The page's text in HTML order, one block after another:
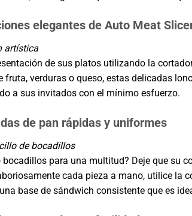
elegantes de Auto Meat
artística
de sus platos utilizando la
fruta, verduras o queso, estas delicadas
a sus invitados con el mínimo esfuerzo.
de pan rápidas y uniformes
de bocadillos
bocadillos para una multitud? Deje que su
cada pieza a mano, utilice la
base de sándwich consistente que es